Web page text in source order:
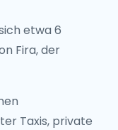
etwa 6
Fira, der
Taxis, private